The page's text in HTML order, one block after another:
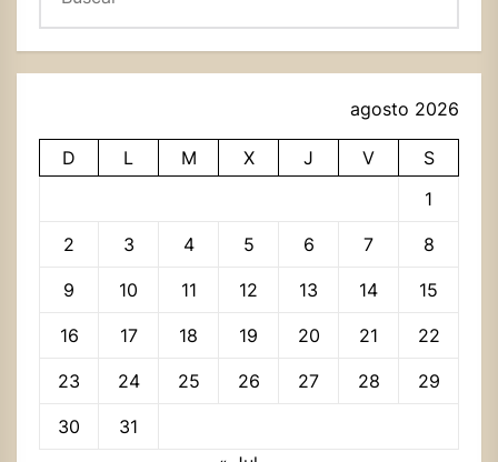
agosto 2026
D L M X J V
S
1
2 3 4 5 6 7 8
9 10 11 12 13 14 15
16 17 18 19 20 21 22
23 24 25 26 27 28 29
30
31